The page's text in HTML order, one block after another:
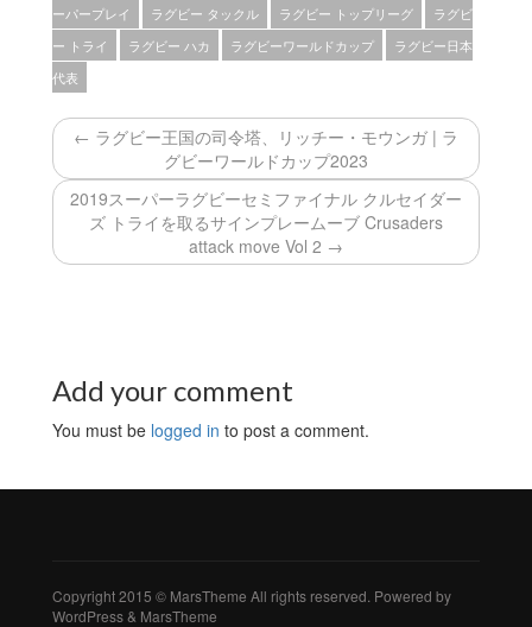
ーパープレイ
ラグビー タックル ラグビー トップリーグ
ラグビ
ー トライ
ラグビー ハカ ラグビーワールドカップ
ラグビー日本
代表
← ラグビー王国の司令塔、リッチー・モウンガ | ラ
グビーワールドカップ2023
2019スーパーラグビーセミファイナル クルセイダー
ズ トライを取るサインプレームーブ Crusaders
attack move Vol 2 →
Add your comment
You must be logged in to post a comment.
Copyright 2015 © MarsTheme All rights reserved. Powered by
WordPress & MarsTheme